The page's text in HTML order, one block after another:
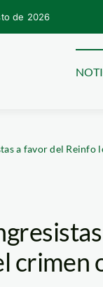
de 2026
a favor del Reinfo
crimen